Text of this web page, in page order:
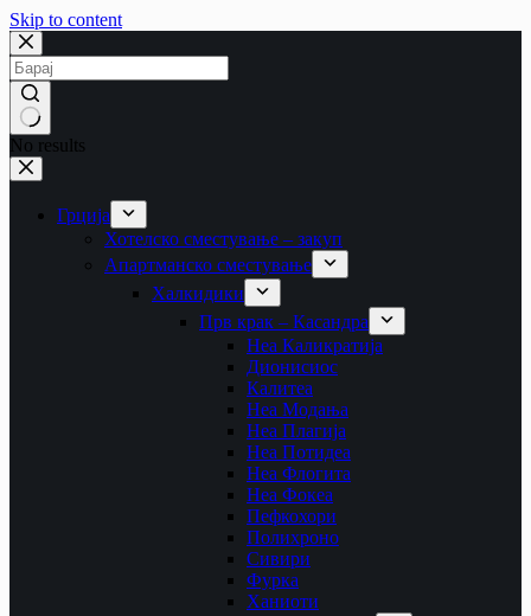
Skip to content
No results
Грција
Хотелско сместување – закуп
Апартманско сместување
Халкидики
Прв крак – Касандра
Неа Каликратија
Дионисиос
Калитеа
Неа Модања
Неа Плагија
Неа Потидеа
Неа Флогита
Неа Фокеа
Пефкохори
Полихроно
Сивири
Фурка
Ханиоти